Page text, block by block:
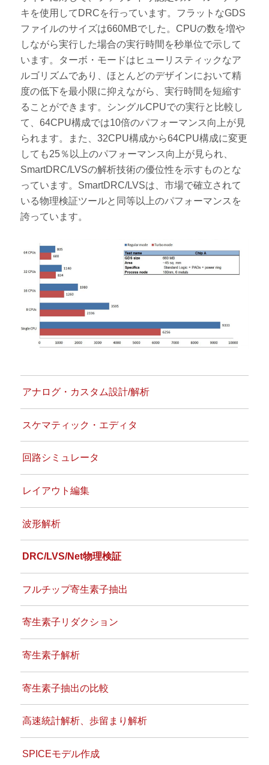
キを使用してDRCを行っています。フラットなGDS
ファイルのサイズは660MBでした。CPUの数を増や
しながら実行した場合の実行時間を秒単位で示して
います。ターボ・モードはヒューリスティックなア
ルゴリズムであり、ほとんどのデザインにおいて精
度の低下を最小限に抑えながら、実行時間を短縮す
ることができます。シングルCPUでの実行と比較し
て、64CPU構成では10倍のパフォーマンス向上が見
られます。また、32CPU構成から64CPU構成に変更
しても25％以上のパフォーマンス向上が見られ、
SmartDRC/LVSの解析技術の優位性を示すものとな
っています。SmartDRC/LVSは、市場で確立されて
いる物理検証ツールと同等以上のパフォーマンスを
誇っています。
アナログ・カスタム設計/解析
スケマティック・エディタ
回路シミュレータ
レイアウト編集
波形解析
DRC/LVS/Net物理検証
フルチップ寄生素子抽出
寄生素子リダクション
寄生素子解析
寄生素子抽出の比較
高速統計解析、歩留まり解析
SPICEモデル作成